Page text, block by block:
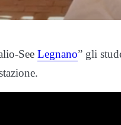
See Legnano” gli